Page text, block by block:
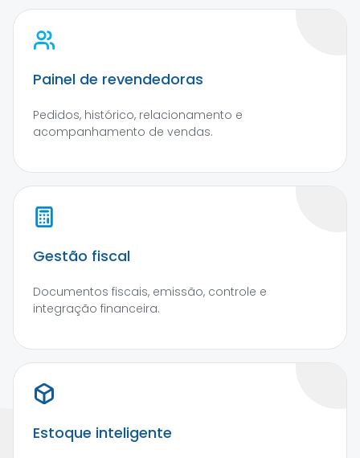
Painel de revendedoras
Pedidos, histórico, relacionamento e
acompanhamento de vendas.
Gestão fiscal
Documentos fiscais, emissão, controle e
integração financeira.
Estoque inteligente